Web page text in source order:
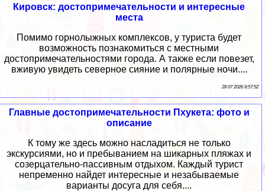
Кировск: достопримечательности и интересные
места
Помимо горнолыжных комплексов, у туриста будет
возможность познакомиться с местными
достопримечательностями города. А также если повезет,
вживую увидеть северное сияние и полярные ночи....
28 07 2026 8:57:52
Главные достопримечательности Пхукета: фото и
описание
К тому же здесь можно насладиться не только
экскурсиями, но и пребыванием на шикарных пляжах и
созерцательно-пассивным отдыхом. Каждый турист
непременно найдет интересные и незабываемые
варианты досуга для себя....